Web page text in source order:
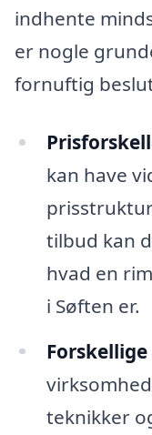
indhente
er nogle
fornuftig
kan have
tilbud kan
hvad en
i Søften er.
teknikker